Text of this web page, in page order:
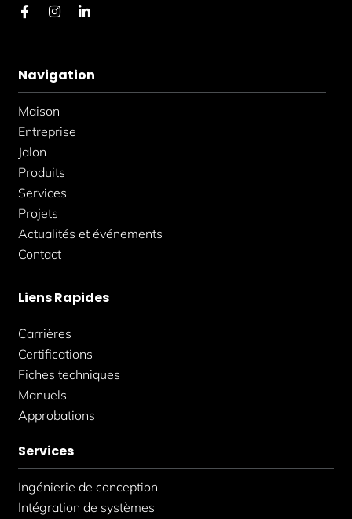
F
a
o
o
k
-
f
I
n
g
r
m
L
d
i
Navigation
Maison
Entreprise
Jalon
Produits
Services
Projets
Actualités et événements
Contact
Liens Rapides
Carrières
Certifications
Fiches techniques
Manuels
Approbations
Services
Ingénierie de conception
Intégration de systèmes